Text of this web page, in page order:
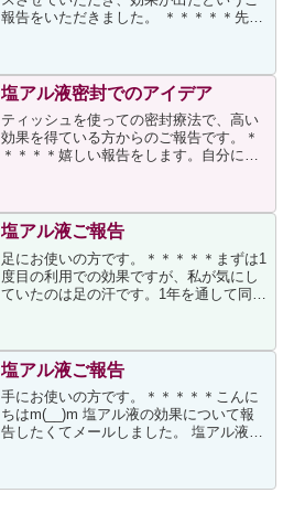
報告をいただきました。 ＊＊＊＊＊先日
は使用量が少なかったらしく、しんじょ
う薬局さんに適量など...
塩アル液密封でのアイデア
ティッシュを使っての密封療法で、高い
効果を得ている方からのご報告です。＊
＊＊＊＊嬉しい報告をします。自分に合
で、ドライヤーで乾かします（完全に乾
かなくてもOK）。 塩...
塩アル液ご報告
足にお使いの方です。＊＊＊＊＊まずは1
度目の利用での効果ですが、私が気にし
ていたのは足の汗です。1年を通して同じ
って台無し。人前では靴や靴下は脱げま
せんでした。蒸れてし...
塩アル液ご報告
手にお使いの方です。＊＊＊＊＊こんに
ちはm(__)m 塩アル液の効果について報
告したくてメールしました。 塩アル液が